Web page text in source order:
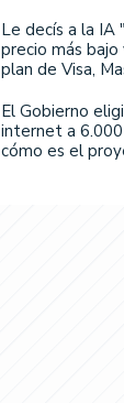
Le decís a la IA
precio más
plan de Visa,
El Gobierno
internet a 6.000
cómo es el